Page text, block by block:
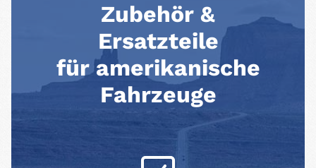
Zubehör &
Ersatzteile
für amerikanische
Fahrzeuge